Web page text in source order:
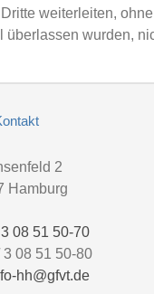
weiterleiten,
überlassen wurden,
2
Hamburg
08 51 50-70
3 08 51 50-80
hh@gfvt.de